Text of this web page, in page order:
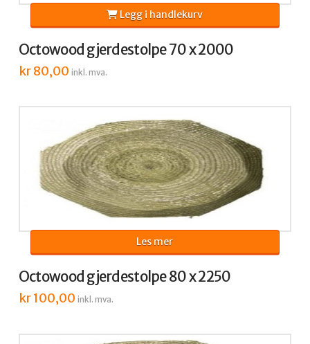
Octowood gjerdestolpe 70 x 2000
kr80,00 inkl. mva.
Legg i handlekurv
Octowood gjerdestolpe 80 x 2250
kr100,00 inkl. mva.
Les mer